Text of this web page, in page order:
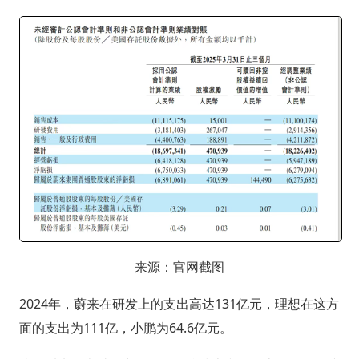
来源：官网截图
2024年，蔚来在研发上的支出高达131亿元，理想在这方
面的支出为111亿，小鹏为64.6亿元。